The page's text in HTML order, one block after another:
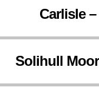
Carlisle
Solihull